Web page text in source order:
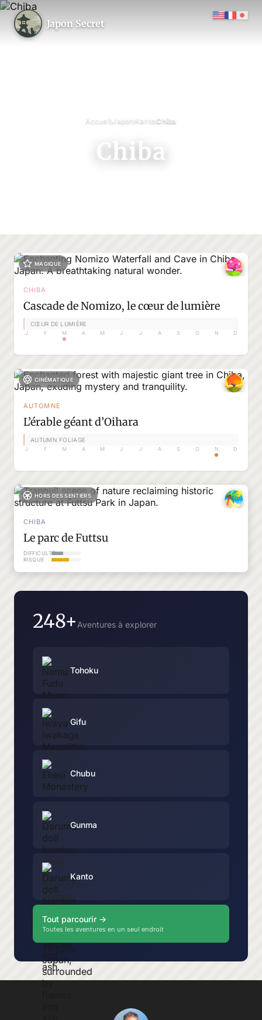
Japon Secret
Accueil›Japon›Kanto›Chiba
Chiba
MAGIQUE
CHIBA
Cascade de Nomizo, le cœur de lumière
CŒUR DE LUMIÈRE
J F M A M J J A S O N D
CINÉMATIQUE
AUTOMNE
L’érable géant d’Oihara
AUTUMN FOLIAGE
J F M A M J J A S O N D
HORS DES SENTIERS
CHIBA
Le parc de Futtsu
DIFFICULTÉ
RISQUE
248+ Aventures à explorer
Tohoku
Gifu
Chubu
Gunma
Kanto
Tout parcourir →
Toutes les aventures en un seul endroit